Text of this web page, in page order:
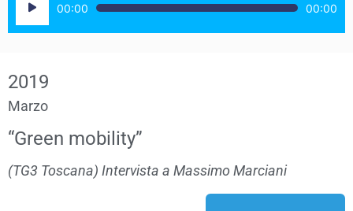
Player
00:00 00:00
2019
Marzo
“Green mobility”
(TG3 Toscana) Intervista a Massimo Marciani